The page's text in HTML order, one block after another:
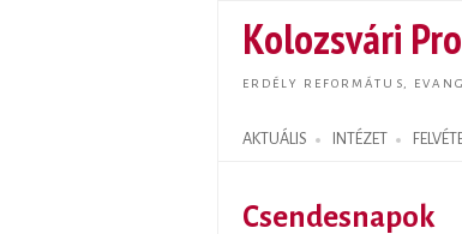
Kolozsvári
ERDÉLY REFORMÁTUS,
AKTUÁLIS INTÉZET
Search form
Csendesnapok